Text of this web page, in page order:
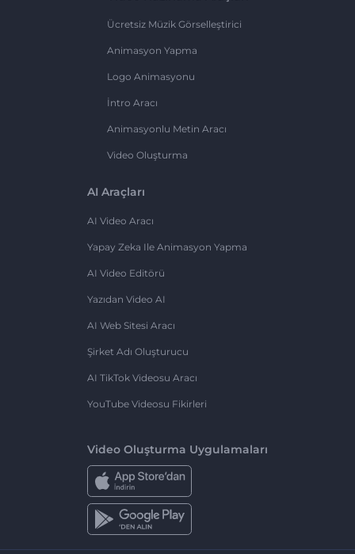
Ücretsiz Müzik Görselleştirici
Animasyon Yapma
Logo Animasyonu
İntro Aracı
Animasyonlu Metin Aracı
Video Oluşturma
AI Araçları
AI Video Aracı
Yapay Zeka Ile Animasyon Yapma
AI Video Editörü
Yazıdan Video AI
AI Web Sitesi Aracı
Şirket Adı Oluşturucu
AI TikTok Videosu Aracı
YouTube Videosu Fikirleri
Video Oluşturma Uygulamaları